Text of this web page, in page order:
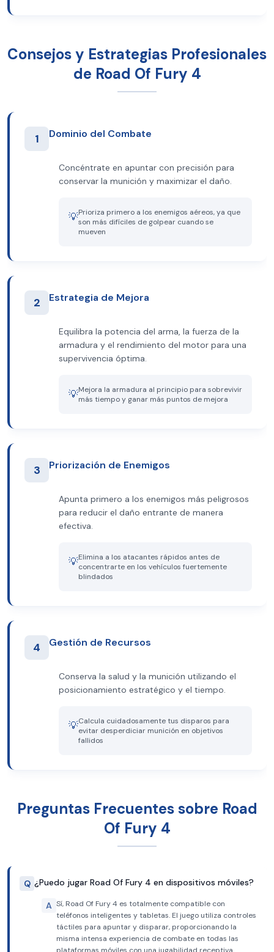
Consejos y Estrategias Profesionales
de Road Of Fury 4
1 Dominio del Combate
Concéntrate en apuntar con precisión para
conservar la munición y maximizar el daño.
💡Prioriza primero a los enemigos aéreos, ya que
son más difíciles de golpear cuando se
mueven
2 Estrategia de Mejora
Equilibra la potencia del arma, la fuerza de la
armadura y el rendimiento del motor para una
supervivencia óptima.
💡Mejora la armadura al principio para sobrevivir
más tiempo y ganar más puntos de mejora
3 Priorización de Enemigos
Apunta primero a los enemigos más peligrosos
para reducir el daño entrante de manera
efectiva.
💡Elimina a los atacantes rápidos antes de
concentrarte en los vehículos fuertemente
blindados
4 Gestión de Recursos
Conserva la salud y la munición utilizando el
posicionamiento estratégico y el tiempo.
💡Calcula cuidadosamente tus disparos para
evitar desperdiciar munición en objetivos
fallidos
Preguntas Frecuentes sobre Road
Of Fury 4
Q ¿Puedo jugar Road Of Fury 4 en dispositivos móviles?
A Sí, Road Of Fury 4 es totalmente compatible con
teléfonos inteligentes y tabletas. El juego utiliza controles
táctiles para apuntar y disparar, proporcionando la
misma intensa experiencia de combate en todas las